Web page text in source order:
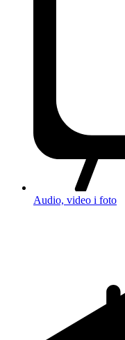
Audio, video i foto